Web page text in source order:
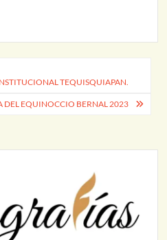
TEQUISQUIAPAN.
DEL EQUINOCCIO BERNAL 2023